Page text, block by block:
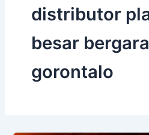
distributor
besar
gorontalo